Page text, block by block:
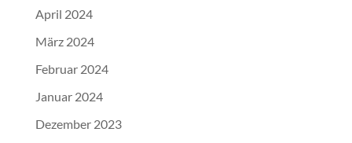
April 2024
März 2024
Februar 2024
Januar 2024
Dezember 2023